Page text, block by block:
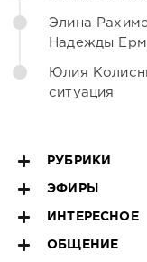
Элина
Надежды
Юлия
ситуация
РУБРИКИ
ЭФИРЫ
ИНТЕРЕСНОЕ
ОБЩЕНИЕ